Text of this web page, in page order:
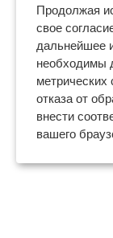
Продолжая
свое
дальнейшее
необходимы
отказа от
внести
вашего